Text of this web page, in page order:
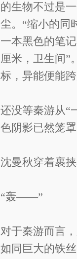
的生物不过是
尘。“缩小的
一本黑色的笔
厘米，卫生间”
标，异能便能
还没等秦游从“
色阴影已然笼
沈曼秋穿着裹
“轰——”
对于秦游而言
如同巨大的铁